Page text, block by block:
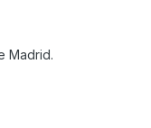
Madrid.